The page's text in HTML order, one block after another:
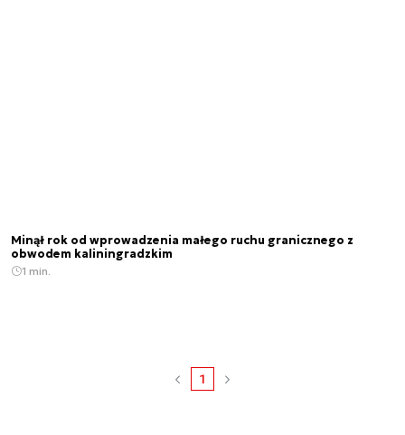
Minął rok od wprowadzenia małego ruchu granicznego z
obwodem kaliningradzkim
1 min.
1